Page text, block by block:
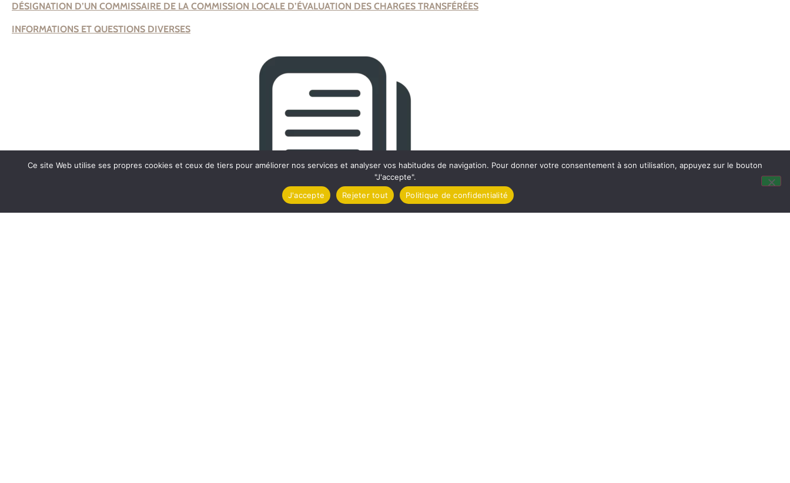
DÉSIGNATION D’UN COMMISSAIRE DE LA COMMISSION LOCALE D’ÉVALUATION DES CHARGES TRANSFÉRÉES
INFORMATIONS ET QUESTIONS DIVERSES
Ce site Web utilise ses propres cookies et ceux de tiers pour améliorer nos services et analyser vos habitudes de navigation. Pour donner votre consentement à son utilisation, appuyez sur le bouton
"J'accepte".
J'accepte
Rejeter tout Politique de confidentialité